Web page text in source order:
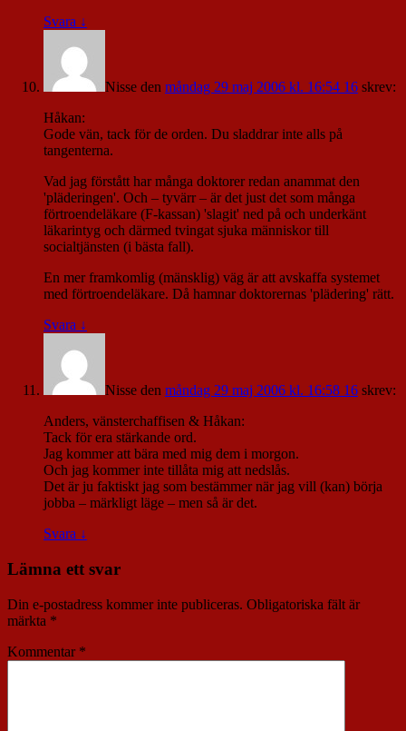
Svara ↓
Nisse den måndag 29 maj 2006 kl. 16:54 16 skrev:
Håkan:
Gode vän, tack för de orden. Du sladdrar inte alls på
tangenterna.
Vad jag förstått har många doktorer redan anammat den
'pläderingen'. Och – tyvärr – är det just det som många
förtroendeläkare (F-kassan) 'slagit' ned på och underkänt
läkarintyg och därmed tvingat sjuka människor till
socialtjänsten (i bästa fall).
En mer framkomlig (mänsklig) väg är att avskaffa systemet
med förtroendeläkare. Då hamnar doktorernas 'plädering' rätt.
Svara ↓
Nisse den måndag 29 maj 2006 kl. 16:58 16 skrev:
Anders, vänsterchaffisen & Håkan:
Tack för era stärkande ord.
Jag kommer att bära med mig dem i morgon.
Och jag kommer inte tillåta mig att nedslås.
Det är ju faktiskt jag som bestämmer när jag vill (kan) börja
jobba – märkligt läge – men så är det.
Svara ↓
Lämna ett svar
Din e-postadress kommer inte publiceras. Obligatoriska fält är
märkta *
Kommentar *